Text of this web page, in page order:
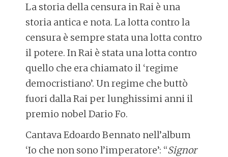
La storia della censura in Rai è una
storia antica e nota. La lotta contro la
censura è sempre stata una lotta contro
il potere. In Rai è stata una lotta contro
quello che era chiamato il ‘regime
democristiano’. Un regime che buttò
fuori dalla Rai per lunghissimi anni il
premio nobel Dario Fo.
Cantava Edoardo Bennato nell’album
‘Io che non sono l’imperatore’: “Signor